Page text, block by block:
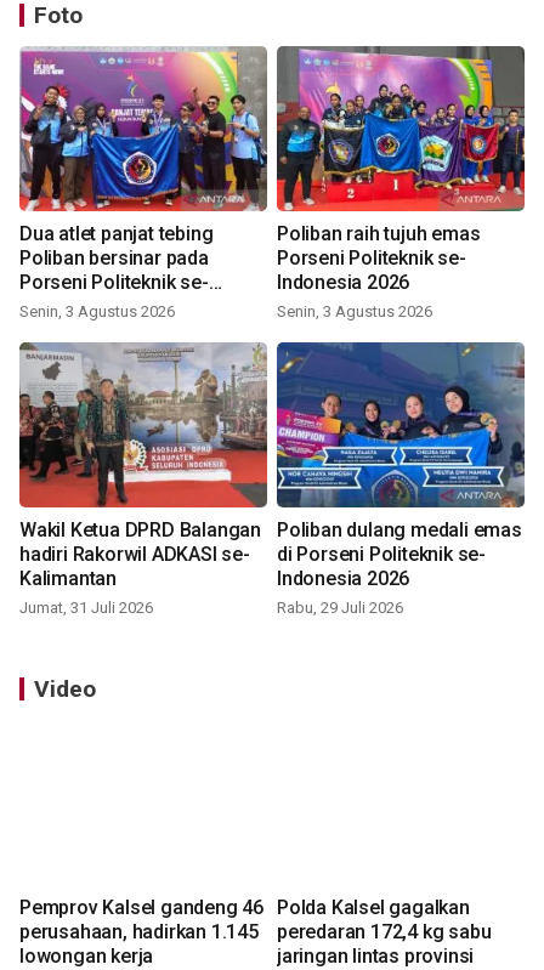
Foto
Dua atlet panjat tebing
Poliban bersinar pada
Porseni Politeknik se-
Indonesia 2026
Senin, 3 Agustus 2026
Poliban raih tujuh emas
Porseni Politeknik se-
Indonesia 2026
Senin, 3 Agustus 2026
Wakil Ketua DPRD Balangan
hadiri Rakorwil ADKASI se-
Kalimantan
Jumat, 31 Juli 2026
Poliban dulang medali emas
di Porseni Politeknik se-
Indonesia 2026
Rabu, 29 Juli 2026
Video
Pemprov Kalsel gandeng 46
perusahaan, hadirkan 1.145
lowongan kerja
Polda Kalsel gagalkan
peredaran 172,4 kg sabu
jaringan lintas provinsi